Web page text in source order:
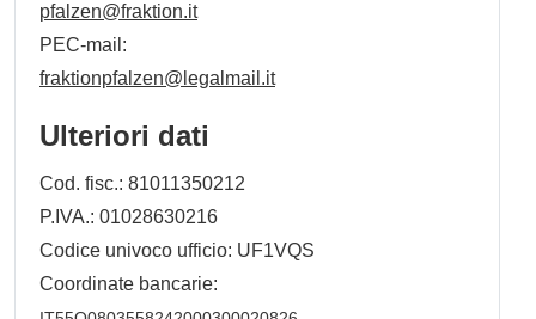
pfalzen@fraktion.it
PEC-mail:
fraktionpfalzen@legalmail.it
Ulteriori dati
Cod. fisc.: 81011350212
P.IVA.: 01028630216
Codice univoco ufficio: UF1VQS
Coordinate bancarie: